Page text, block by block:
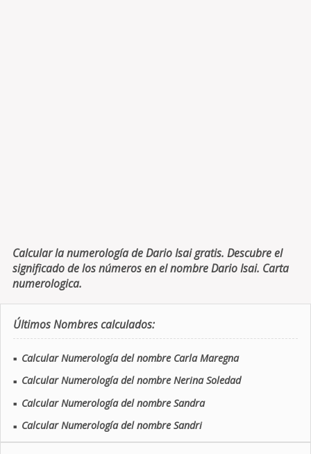
Calcular la numerología de Dario Isai gratis. Descubre el
significado de los números en el nombre Dario Isai. Carta
numerologica.
Últimos Nombres calculados:
■ Calcular Numerología del nombre Carla Maregna
■ Calcular Numerología del nombre Nerina Soledad
■ Calcular Numerología del nombre Sandra
■ Calcular Numerología del nombre Sandri